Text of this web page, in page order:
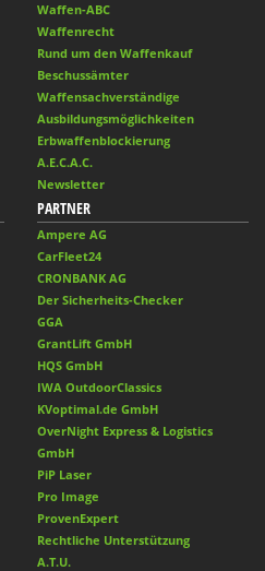
Waffen-ABC
Waffenrecht
Rund um den Waffenkauf
Beschussämter
Waffensachverständige
Ausbildungsmöglichkeiten
Erbwaffenblockierung
A.E.C.A.C.
Newsletter
PARTNER
Ampere AG
CarFleet24
CRONBANK AG
Der Sicherheits-Checker
GGA
GrantLift GmbH
HQS GmbH
IWA OutdoorClassics
KVoptimal.de GmbH
OverNight Express & Logistics
GmbH
PiP Laser
Pro Image
ProvenExpert
Rechtliche Unterstützung
A.T.U.